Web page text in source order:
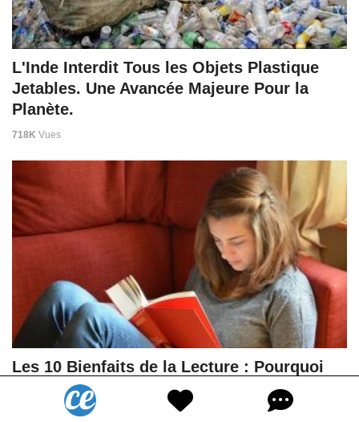
L'Inde Interdit Tous les Objets Plastique
Jetables. Une Avancée Majeure Pour la
Planète.
718K Vues
Les 10 Bienfaits de la Lecture : Pourquoi
Vous Devriez Lire Tous les Jours.